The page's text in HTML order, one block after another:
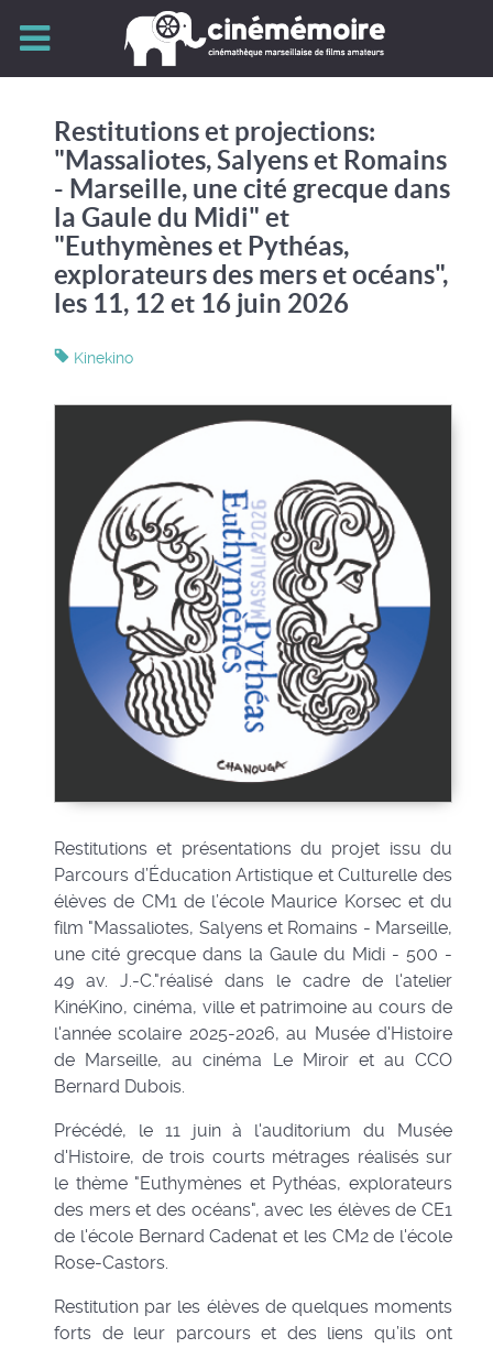
Restitutions et projections:
"Massaliotes, Salyens et Romains
- Marseille, une cité grecque dans
la Gaule du Midi" et
"Euthymènes et Pythéas,
explorateurs des mers et océans",
les 11, 12 et 16 juin 2026
Kinekino
Restitutions et présentations du projet issu du
Parcours d’Éducation Artistique et Culturelle des
élèves de CM1 de l’école Maurice Korsec et du
film "Massaliotes, Salyens et Romains - Marseille,
une cité grecque dans la Gaule du Midi - 500 -
49 av. J.-C."réalisé dans le cadre de l'atelier
KinéKino, cinéma, ville et patrimoine au cours de
l'année scolaire 2025-2026, au Musée d'Histoire
de Marseille, au cinéma Le Miroir et au CCO
Bernard Dubois.
Précédé, le 11 juin à l'auditorium du Musée
d'Histoire, de trois courts métrages réalisés sur
le thème "Euthymènes et Pythéas, explorateurs
des mers et des océans", avec les élèves de CE1
de l'école Bernard Cadenat et les CM2 de l'école
Rose-Castors.
Restitution par les élèves de quelques moments
forts de leur parcours et des liens qu’ils ont